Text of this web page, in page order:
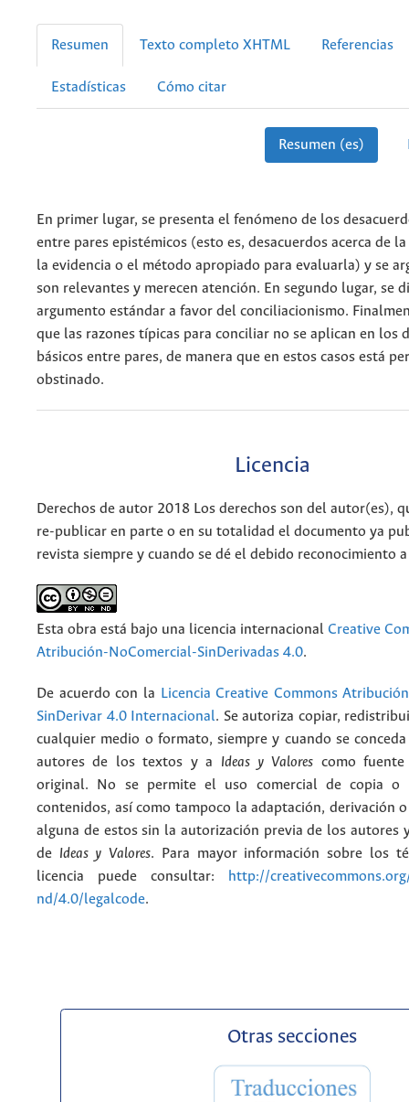
Resumen Texto completo XHTML Referencias
Estadísticas Cómo citar
Resumen (es)
En primer lugar, se presenta el fenómeno de los
entre pares epistémicos (esto es, desacuerdos acerca de
la evidencia o el método apropiado para evaluarla) y se
son relevantes y merecen atención. En segundo lugar, se
argumento estándar a favor del conciliacionismo.
que las razones típicas para conciliar no se aplican en los
básicos entre pares, de manera que en estos casos está
obstinado.
Licencia
Derechos de autor 2018 Los derechos son del autor(es),
re-publicar en parte o en su totalidad el documento ya
revista siempre y cuando se dé el debido reconocimiento
Esta obra está bajo una licencia internacional Creative
Atribución-NoComercial-SinDerivadas 4.0.
De acuerdo con la Licencia Creative Commons
SinDerivar 4.0 Internacional. Se autoriza copiar,
cualquier medio o formato, siempre y cuando se
autores de los textos y a Ideas y Valores como
original. No se permite el uso comercial de copia o
contenidos, así como tampoco la adaptación, derivación
alguna de estos sin la autorización previa de los autores
de Ideas y Valores. Para mayor información sobre los
licencia puede consultar:
http://
nd/4.0/legalcode.
Otras secciones